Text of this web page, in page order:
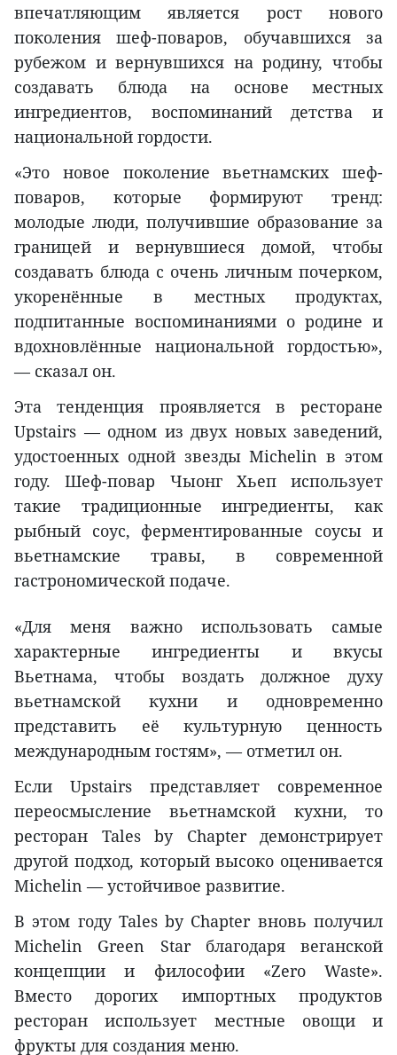
впечатляющим является рост нового
поколения шеф-поваров, обучавшихся за
рубежом и вернувшихся на родину, чтобы
создавать блюда на основе местных
ингредиентов, воспоминаний детства и
национальной гордости.
«Это новое поколение вьетнамских шеф-
поваров, которые формируют тренд:
молодые люди, получившие образование за
границей и вернувшиеся домой, чтобы
создавать блюда с очень личным почерком,
укоренённые в местных продуктах,
подпитанные воспоминаниями о родине и
вдохновлённые национальной гордостью»,
— сказал он.
Эта тенденция проявляется в ресторане
Upstairs — одном из двух новых заведений,
удостоенных одной звезды Michelin в этом
году. Шеф-повар Чыонг Хьеп использует
такие традиционные ингредиенты, как
рыбный соус, ферментированные соусы и
вьетнамские травы, в современной
гастрономической подаче.
«Для меня важно использовать самые
характерные ингредиенты и вкусы
Вьетнама, чтобы воздать должное духу
вьетнамской кухни и одновременно
представить её культурную ценность
международным гостям», — отметил он.
Если Upstairs представляет современное
переосмысление вьетнамской кухни, то
ресторан Tales by Chapter демонстрирует
другой подход, который высоко оценивается
Michelin — устойчивое развитие.
В этом году Tales by Chapter вновь получил
Michelin Green Star благодаря веганской
концепции и философии «Zero Waste».
Вместо дорогих импортных продуктов
ресторан использует местные овощи и
фрукты для создания меню.